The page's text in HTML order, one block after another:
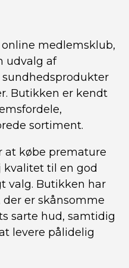
medlemsklub,
udvalg af
Butikken er kendt
sortiment.
at købe premature
kvalitet til en god
valg. Butikken har
er skånsomme
sarte hud, samtidig
levere pålidelig